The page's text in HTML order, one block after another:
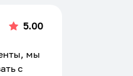
5.00
мы
с